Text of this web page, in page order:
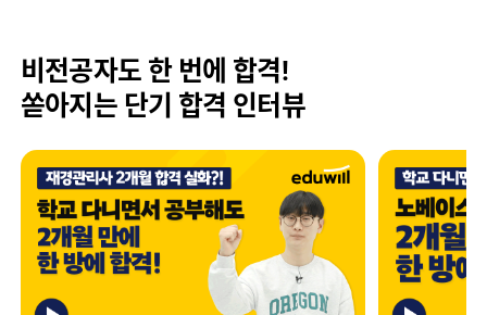
비전공자도 한 번에 합격!
쏟아지는 단기 합격 인터뷰